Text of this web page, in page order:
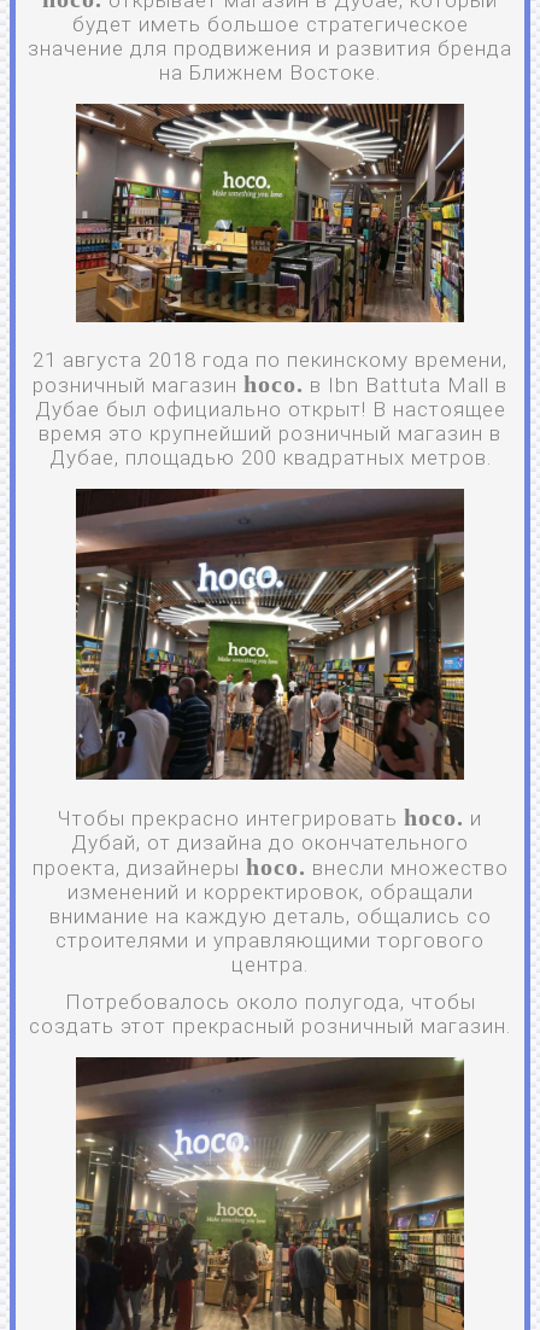
будет иметь большое стратегическое
значение для продвижения и развития бренда
на Ближнем Востоке.
21 августа 2018 года по пекинскому времени,
розничный магазин hoco. в Ibn Battuta Mall в
Дубае был официально открыт! В настоящее
время это крупнейший розничный магазин в
Дубае, площадью 200 квадратных метров.
Чтобы прекрасно интегрировать hoco. и
Дубай, от дизайна до окончательного
проекта, дизайнеры hoco. внесли множество
изменений и корректировок, обращали
внимание на каждую деталь, общались со
строителями и управляющими торгового
центра.
Потребовалось около полугода, чтобы
создать этот прекрасный розничный магазин.